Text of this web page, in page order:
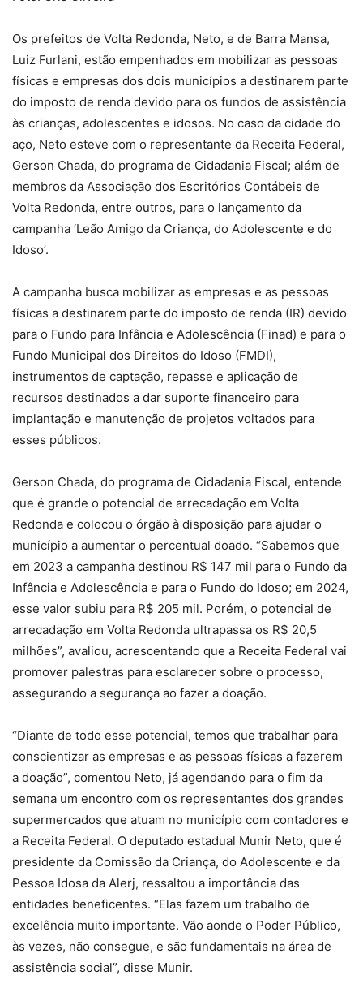
Os prefeitos de Volta Redonda, Neto, e de Barra Mansa,
Luiz Furlani, estão empenhados em mobilizar as pessoas
físicas e empresas dos dois municípios a destinarem parte
do imposto de renda devido para os fundos de assistência
às crianças, adolescentes e idosos. No caso da cidade do
aço, Neto esteve com o representante da Receita Federal,
Gerson Chada, do programa de Cidadania Fiscal; além de
membros da Associação dos Escritórios Contábeis de
Volta Redonda, entre outros, para o lançamento da
campanha ‘Leão Amigo da Criança, do Adolescente e do
Idoso’.
A campanha busca mobilizar as empresas e as pessoas
físicas a destinarem parte do imposto de renda (IR) devido
para o Fundo para Infância e Adolescência (Finad) e para o
Fundo Municipal dos Direitos do Idoso (FMDI),
instrumentos de captação, repasse e aplicação de
recursos destinados a dar suporte financeiro para
implantação e manutenção de projetos voltados para
esses públicos.
Gerson Chada, do programa de Cidadania Fiscal, entende
que é grande o potencial de arrecadação em Volta
Redonda e colocou o órgão à disposição para ajudar o
município a aumentar o percentual doado. “Sabemos que
em 2023 a campanha destinou R$ 147 mil para o Fundo da
Infância e Adolescência e para o Fundo do Idoso; em 2024,
esse valor subiu para R$ 205 mil. Porém, o potencial de
arrecadação em Volta Redonda ultrapassa os R$ 20,5
milhões”, avaliou, acrescentando que a Receita Federal vai
promover palestras para esclarecer sobre o processo,
assegurando a segurança ao fazer a doação.
“Diante de todo esse potencial, temos que trabalhar para
conscientizar as empresas e as pessoas físicas a fazerem
a doação”, comentou Neto, já agendando para o fim da
semana um encontro com os representantes dos grandes
supermercados que atuam no município com contadores e
a Receita Federal. O deputado estadual Munir Neto, que é
presidente da Comissão da Criança, do Adolescente e da
Pessoa Idosa da Alerj, ressaltou a importância das
entidades beneficentes. “Elas fazem um trabalho de
excelência muito importante. Vão aonde o Poder Público,
às vezes, não consegue, e são fundamentais na área de
assistência social”, disse Munir.